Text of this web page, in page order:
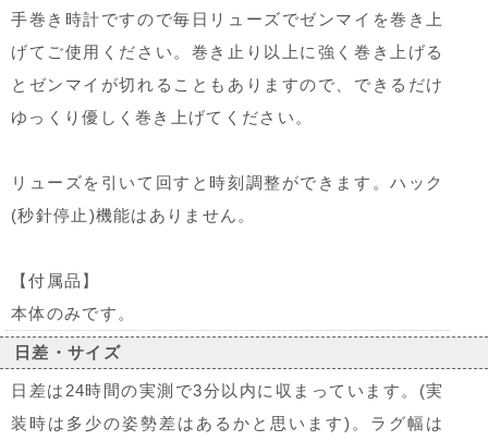
手巻き時計ですので毎日リューズでゼンマイを巻き上
げてご使用ください。巻き止り以上に強く巻き上げる
とゼンマイが切れることもありますので、できるだけ
ゆっくり優しく巻き上げてください。
リューズを引いて回すと時刻調整ができます。ハック
(秒針停止)機能はありません。
【付属品】
本体のみです。
日差・サイズ
日差は24時間の実測で3分以内に収まっています。(実
装時は多少の姿勢差はあるかと思います)。ラグ幅は